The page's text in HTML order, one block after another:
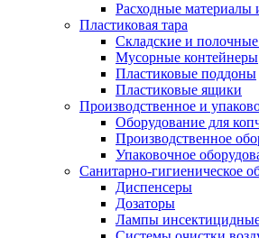
Расходные
Пластиковая тара
Складские и
Мусорные контейнеры
Пластиковые поддоны
Пластиковые ящики
Производственное и
Оборудование для
Производственное
Упаковочное
Санитарно-гигиеническое
Диспенсеры
Дозаторы
Лампы